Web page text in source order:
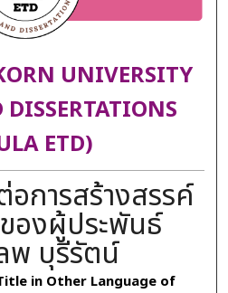
UNIVERSITY
DISSERTATIONS
ETD)
การสร้างสรรค์
องผู้ประพันธ์
พ บุรีรัตน์
in Other Language of